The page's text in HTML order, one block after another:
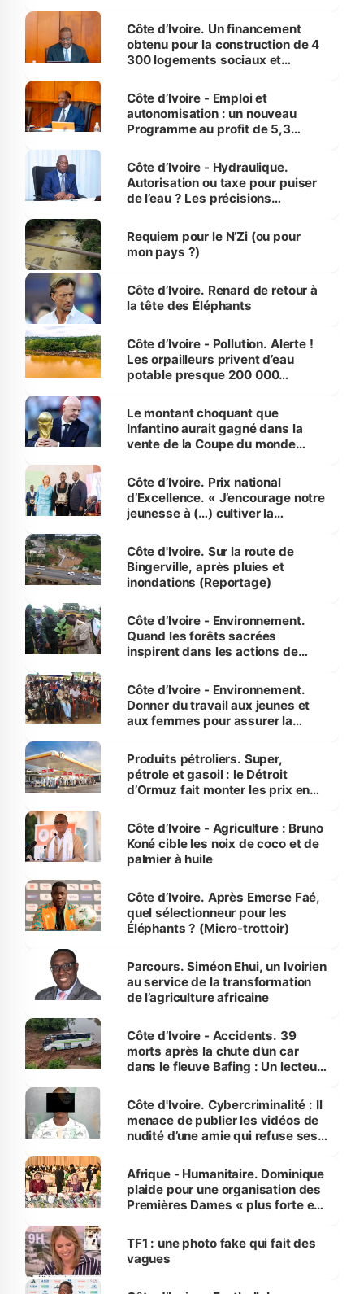
Côte d’Ivoire. Un financement
obtenu pour la construction de 4
300 logements sociaux et
et Yamoussoukro
Côte d’Ivoire - Emploi et
autonomisation : un nouveau
Programme au profit de 5,3
Côte d’Ivoire - Hydraulique.
Autorisation ou taxe pour puiser
de l’eau ? Les précisions
Requiem pour le N’Zi (ou pour
mon pays ?)
Côte d’Ivoire. Renard de retour à
la tête des Éléphants
Côte d’Ivoire - Pollution. Alerte !
Les orpailleurs privent d’eau
potable presque 200 000
Le montant choquant que
Infantino aurait gagné dans la
vente de la Coupe du monde
Côte d’Ivoire. Prix national
d’Excellence. « J’encourage notre
jeunesse à (…) cultiver la
(Alassane Ouattara
Côte d'Ivoire. Sur la route de
Bingerville, après pluies et
inondations (Reportage)
Côte d’Ivoire - Environnement.
Quand les forêts sacrées
inspirent dans les actions de
Côte d’Ivoire - Environnement.
Donner du travail aux jeunes et
aux femmes pour assurer la
menacées
Produits pétroliers. Super,
pétrole et gasoil : le Détroit
d’Ormuz fait monter les prix en
Côte d’Ivoire - Agriculture : Bruno
Koné cible les noix de coco et de
palmier à huile
Côte d’Ivoire. Après Emerse Faé,
quel sélectionneur pour les
Éléphants ? (Micro-trottoir)
Parcours. Siméon Ehui, un Ivoirien
au service de la transformation
de l’agriculture africaine
Côte d’Ivoire - Accidents. 39
morts après la chute d’un car
dans le fleuve Bafing : Un lecteur
des Transports
Côte d'Ivoire. Cybercriminalité : Il
menace de publier les vidéos de
nudité d’une amie qui refuse ses
Afrique - Humanitaire. Dominique
plaide pour une organisation des
Premières Dames « plus forte et
sur la scène internationale »
TF1 : une photo fake qui fait des
vagues